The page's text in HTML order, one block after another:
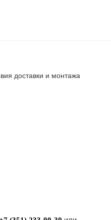
доставки и монтажа